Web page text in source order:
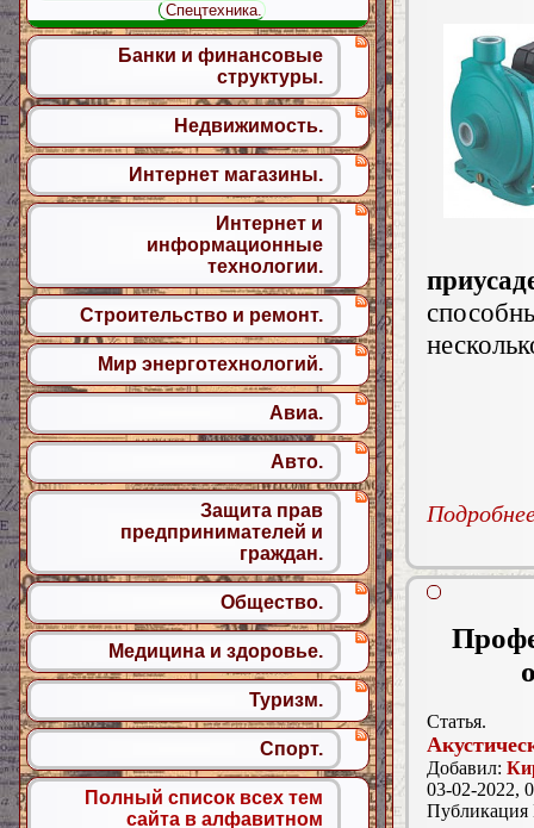
Статья.
Добавил:
03-02-2022,
Спецтехника.
Банки и финансовые
структуры.
Недвижимость.
Интернет магазины.
Интернет и
информационные
технологии.
Строительство и ремонт.
Мир энерготехнологий.
Авиа.
Авто.
Защита прав
предпринимателей и
граждан.
Общество.
Медицина и здоровье.
Туризм.
Спорт.
Полный список всех тем
сайта в алфавитном